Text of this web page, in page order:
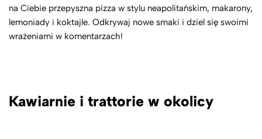
na Ciebie przepyszna pizza w stylu neapolitańskim, makarony,
lemoniady i koktajle. Odkrywaj nowe smaki i dziel się swoimi
wrażeniami w komentarzach!
Kawiarnie i trattorie w okolicy